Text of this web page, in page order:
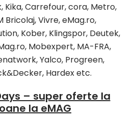
Kika, Carrefour, cora, Metro,
Bricolaj, Vivre, eMag.ro,
Kober, Klingspor, Deutek,
Mobexpert, MA-FRA,
Yalco, Progreen,
Hardex etc.
– super oferte la
la eMAG